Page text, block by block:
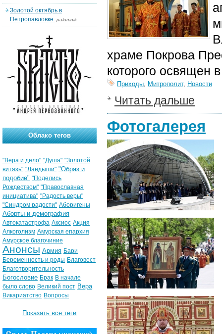
храме Покрова
которого освящен
Приходы, Митрополит, Новости
Читать дальше
Фотогалерея
Золотой октябрь в
Петропавловке. palomnik
Облако тегов
"Вера и дело" "Душа" "Золотой
витязь" "Ландыши" "Образ и
подобие" "Поделись
Рождеством" "Православная
инициатива" "Радость веры"
"Синдром радости" Аборигены
Аборты и демография
Автокатастрофа Аксиос Акция
Алкоголизм Амурская епархия
Амурское благочиние
Анонсы Армия Бари
Беременность и роды Благовест
Благотворительность
Богословие Брак В начале
было слово Великий пост Вера
Викариатство Вопросы
Показать все теги